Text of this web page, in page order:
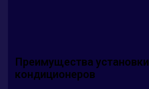
Преимущества установки
кондиционеров